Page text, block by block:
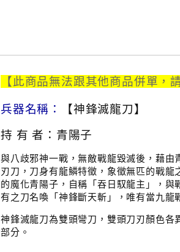
【此商品無法跟其他商品併單，
兵器名稱 ：
【神鋒滅龍刀】
持 有 者 ： 青陽子
與八歧邪神一戰，無敵戰龍毀滅後，藉
刃刀，刀身有龍鱗特徵，象徵無匹的戰
的魔化青陽子，自稱「吞日馭龍主」，
有之刀名喚「神鋒斷天斬」，唯有當九龍
神鋒滅龍刀為雙頭彎刀，雙頭刀刃顏色
部分。